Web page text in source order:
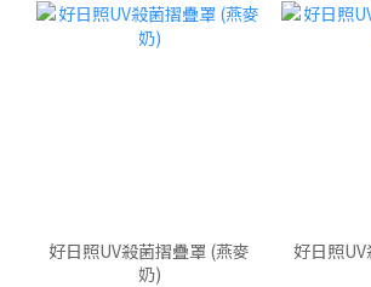
好日照UV殺菌摺疊罩 (燕麥
奶)
好日照